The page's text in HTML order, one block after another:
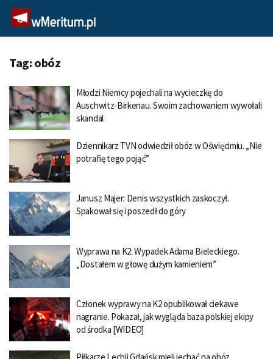
Tag: obóz
Młodzi Niemcy pojechali na wycieczkę do
Auschwitz-Birkenau. Swoim zachowaniem wywołali
skandal
Dziennikarz TVN odwiedził obóz w Oświęcimiu. „Nie
potrafię tego pojąć”
Janusz Majer: Denis wszystkich zaskoczył.
Spakował się i poszedł do góry
Wyprawa na K2: Wypadek Adama Bieleckiego.
„Dostałem w głowę dużym kamieniem”
Członek wyprawy na K2 opublikował ciekawe
nagranie. Pokazał, jak wygląda baza polskiej ekipy
od środka [WIDEO]
Piłkarze Lechii Gdańsk mieli jechać na obóz